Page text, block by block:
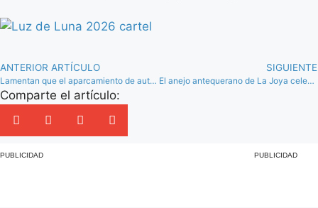
ANTERIOR ARTÍCULO
Lamentan que el aparcamiento de autocaravanas de Antequera “prácticamente se está colapsando”
SIGUIENTE
El anejo antequerano de La Joya celebra su VI Día del Chivo el 16 de marzo
Comparte el artículo:
PUBLICIDAD PUBLICIDAD